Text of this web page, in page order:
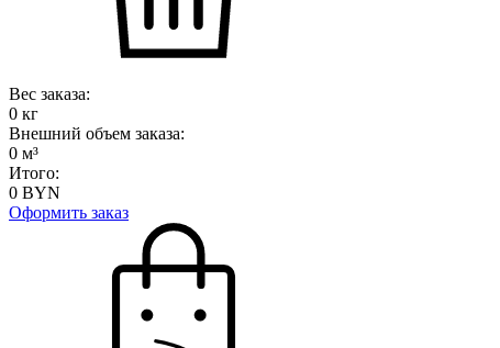
Вес заказа:
0 кг
Внешний объем заказа:
0 м³
Итого:
0 BYN
Оформить заказ